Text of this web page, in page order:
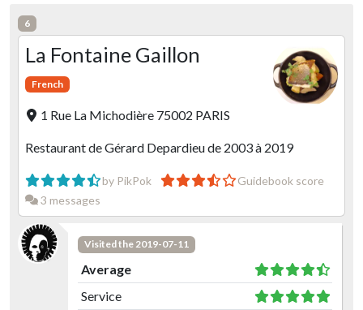
6
La Fontaine Gaillon
French
1 Rue La Michodière 75002 PARIS
Restaurant de Gérard Depardieu de 2003 à 2019
by PikPok
Guidebook score
3 messages
Visited the 2019-07-11
Average
Service